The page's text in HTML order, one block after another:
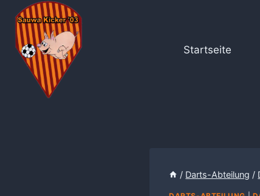
Inhalt
springen
Startseite
/ Darts-Abteilung /